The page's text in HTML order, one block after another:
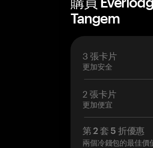
Tangem
3 張卡片
更加安全
2 張卡片
更加便宜
第 2 套 5 折優惠
兩個冷錢包的最佳價